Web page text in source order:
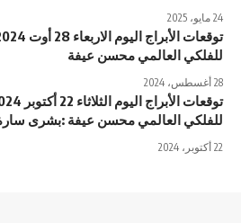
24 مايو، 2025
توقعات الأبراج اليوم الاربعاء
للفلكي العالمي محسن عيفة
28 أغسطس، 2024
توقعات الأبراج اليوم
للفلكي العالمي محسن عيفة :بشرى سارة
22 أكتوبر، 2024